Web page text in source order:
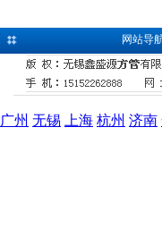
网站导
广州 无锡 上海 杭州 济南